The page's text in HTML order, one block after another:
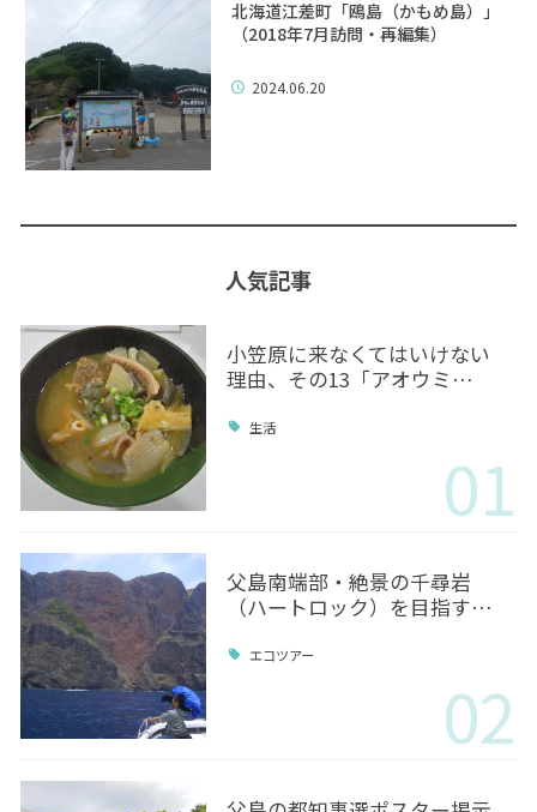
北海道江差町「鴎島（かもめ島）」
（2018年7月訪問・再編集）
2024.06.20
人気記事
小笠原に来なくてはいけない
理由、その13「アオウミ…
生活
01
父島南端部・絶景の千尋岩
（ハートロック）を目指す…
エコツアー
02